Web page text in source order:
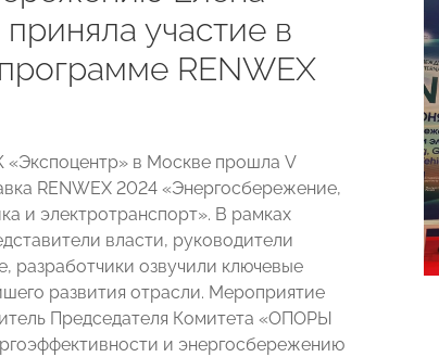
участие в
RENWEX
в Москве прошла V
RENWEX 2024 «Энергосбережение,
и электротранспорт». В рамках
власти, руководители
разработчики озвучили ключевые
развития отрасли. Мероприятие
Председателя Комитета «ОПОРЫ
и энергосбережению